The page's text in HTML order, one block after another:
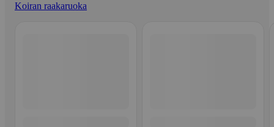
Koiran raakaruoka